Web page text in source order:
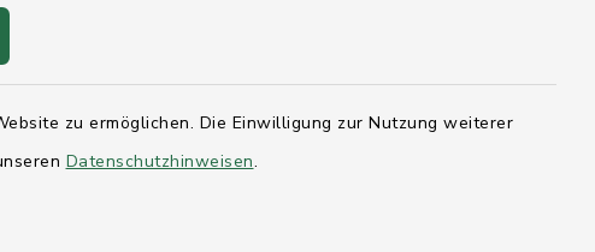
zu ermöglichen. Die Einwilligung zur Nutzung weiterer
Datenschutzhinweisen.
115
Schleswig-
Eckernförde